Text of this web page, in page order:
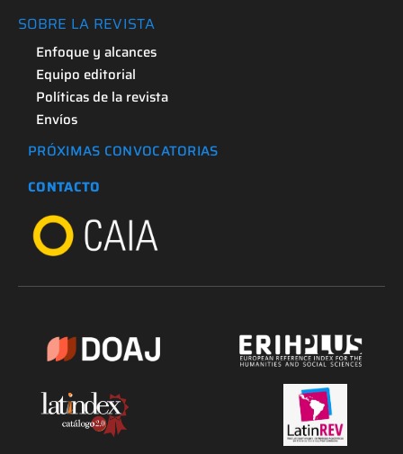
SOBRE LA REVISTA
Enfoque y alcances
Equipo editorial
Políticas de la revista
Envíos
PRÓXIMAS CONVOCATORIAS
CONTACTO